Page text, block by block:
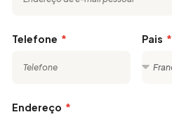
Telefone Pais
Endereço